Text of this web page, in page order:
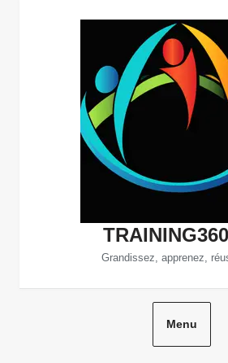
Grandissez, apprenez,
Menu